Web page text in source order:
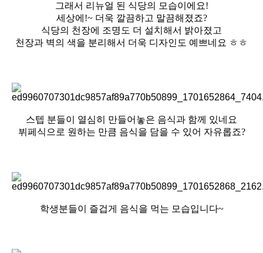
그래서 리뉴얼 된 식당의 모습이에요!
세상에!~ 더욱 깔끔하고 말끔해졌죠?
식당의 천장에 조명도 더 설치해서 밝아졌고
천장과 벽의 색을 분리해서 더욱 디자인도 예쁘네요 ㅎㅎ
스텝 분들이 열심히 만들어놓은 음식과 함께 있네요
뷔페식으로 원하는 만큼 음식을 담을 수 있어 자유롭죠?
학생분들이 즐겁게 음식을 먹는 모습입니다~